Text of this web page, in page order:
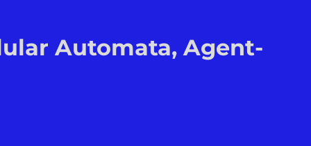
Automata, Agent-